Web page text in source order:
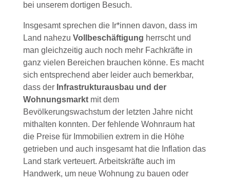
bei unserem dortigen Besuch.
Insgesamt sprechen die Ir*innen davon, dass im
Land nahezu Vollbeschäftigung herrscht und
man gleichzeitig auch noch mehr Fachkräfte in
ganz vielen Bereichen brauchen könne. Es macht
sich entsprechend aber leider auch bemerkbar,
dass der Infrastrukturausbau und der
Wohnungsmarkt mit dem
Bevölkerungswachstum der letzten Jahre nicht
mithalten konnten. Der fehlende Wohnraum hat
die Preise für Immobilien extrem in die Höhe
getrieben und auch insgesamt hat die Inflation das
Land stark verteuert. Arbeitskräfte auch im
Handwerk, um neue Wohnung zu bauen oder